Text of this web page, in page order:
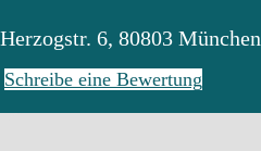
Herzogstr. 6, 80803 München
Schreibe eine Bewertung